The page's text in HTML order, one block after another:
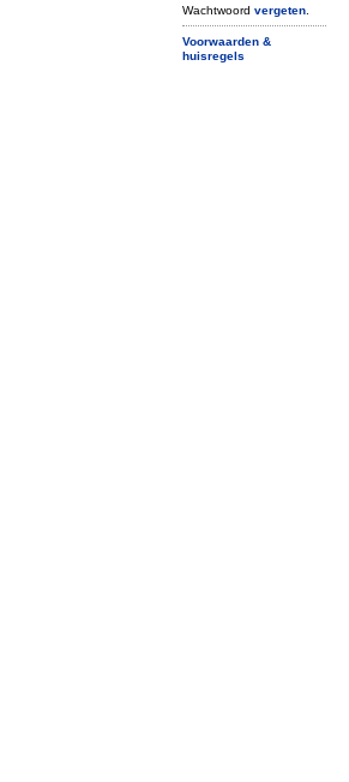
Wachtwoord vergeten
Voorwaarden &
huisregels